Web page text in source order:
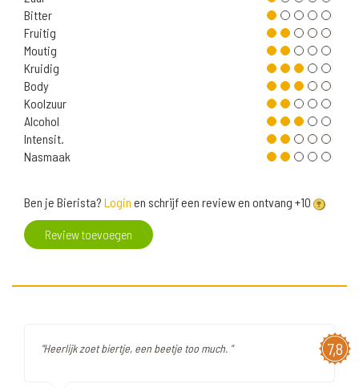
Bitter
Fruitig
Moutig
Kruidig
Body
Koolzuur
Alcohol
Intensit.
Nasmaak
Ben je Bierista? Login en schrijf een review en ontvang +10
Review toevoegen
7,8
"Heerlijk zoet biertje, een beetje too much. "